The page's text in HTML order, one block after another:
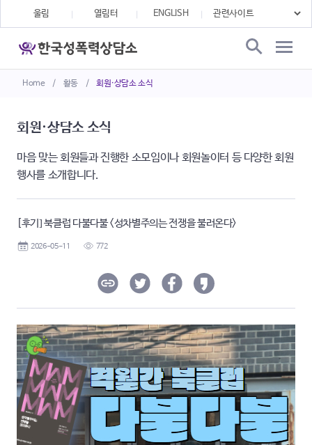
Home / 활동 / 회원·상담소 소식
울림 열림터 ENGLISH
회원·상담소 소식
마음 맞는 회원들과 진행한 소모임이나 회원놀이터 등 다양한 회원
행사를 소개합니다.
[후기] 북클럽 다불다불 <성차별주의는 전쟁을 불러온다>
2026-05-11 772